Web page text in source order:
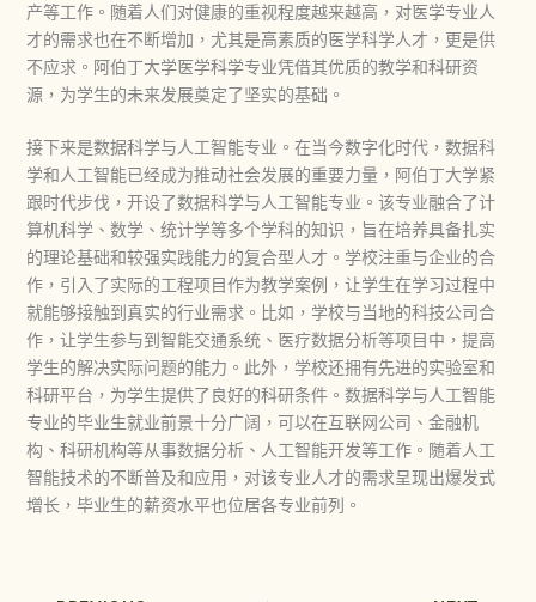
产等工作。随着人们对健康的重视程度越来越高，对医学专业人
才的需求也在不断增加，尤其是高素质的医学科学人才，更是供
不应求。阿伯丁大学医学科学专业凭借其优质的教学和科研资
源，为学生的未来发展奠定了坚实的基础。​
接下来是数据科学与人工智能专业。在当今数字化时代，数据科
学和人工智能已经成为推动社会发展的重要力量，阿伯丁大学紧
跟时代步伐，开设了数据科学与人工智能专业。该专业融合了计
算机科学、数学、统计学等多个学科的知识，旨在培养具备扎实
的理论基础和较强实践能力的复合型人才。学校注重与企业的合
作，引入了实际的工程项目作为教学案例，让学生在学习过程中
就能够接触到真实的行业需求。比如，学校与当地的科技公司合
作，让学生参与到智能交通系统、医疗数据分析等项目中，提高
学生的解决实际问题的能力。此外，学校还拥有先进的实验室和
科研平台，为学生提供了良好的科研条件。数据科学与人工智能
专业的毕业生就业前景十分广阔，可以在互联网公司、金融机
构、科研机构等从事数据分析、人工智能开发等工作。随着人工
智能技术的不断普及和应用，对该专业人才的需求呈现出爆发式
增长，毕业生的薪资水平也位居各专业前列。